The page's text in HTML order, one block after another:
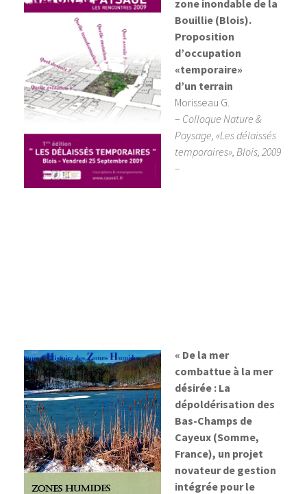
zone inondable de la
Bouillie (Blois).
Proposition
d’occupation
«temporaire»
d’un terrain
Morisseau G.
– Colloque Nature &
Paysage, «Les délaissés
temporaires», Blois, 2009
–
« De la mer
combattue à la mer
désirée : La
dépoldérisation des
Bas-Champs de
Cayeux (Somme,
France), un projet
novateur de gestion
intégrée pour le